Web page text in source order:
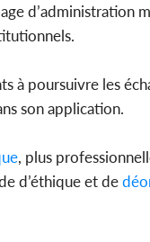
d’administration
poursuivre les
son application.
, plus
d’éthique et de